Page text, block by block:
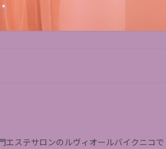
エステサロンのルヴィオールバイクニコで